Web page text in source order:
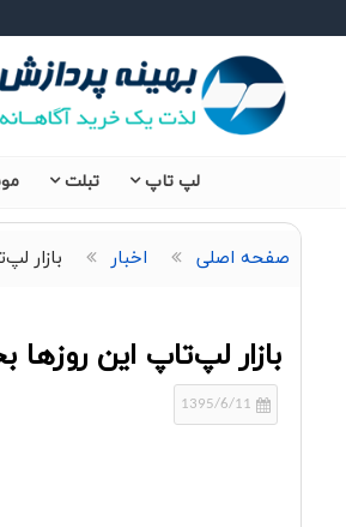
لپ تاپ تبلت
صفحه اصلی اخبار بازار
بازار لپ‌تاپ این روزها
1395/6/11